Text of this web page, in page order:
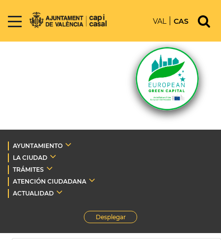
VAL CAS
AYUNTAMIENTO
LA CIUDAD
TRÁMITES
ATENCIÓN CIUDADANA
ACTUALIDAD
Desplegar